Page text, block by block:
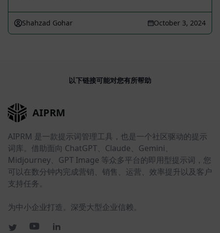
Shahzad Gohar October 3, 2024
以下链接可能对您有所帮助
AIPRM
AIPRM 是一款提示词管理工具，也是一个社区驱动的提示
词库。借助面向 ChatGPT、Claude、Gemini、
Midjourney、GPT Image 等众多平台的即用型提示词，您
可以在数分钟内完成营销、销售、运营、效率提升以及客户
支持任务。
为中小企业打造。深受大型企业信赖。